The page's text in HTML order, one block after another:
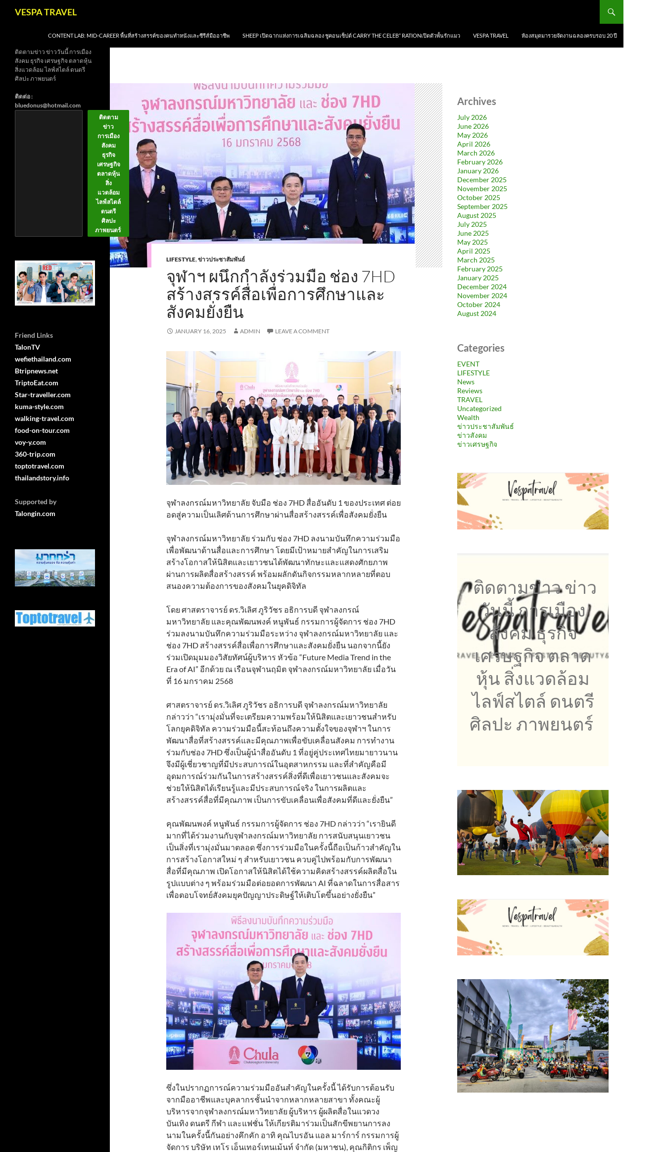
VESPA TRAVEL
CONTENT LAB: MID-CAREER พื้นที่สร้างสรรค์ของคนทำหนังและซีรีส์มืออาชีพ SHEEP เปิดฉากแห่งการเฉลิมฉลอง ชูคอนเซ็ปต์ CARRY THE CELEB” RATIONเปิดตัวพั้นรักแมว VESPA TRAVEL ห้องสมุดมารวยจัดงานฉลองครบรอบ 20 ปี
LIFESTYLE,ข่าวประชาสัมพันธ์
จุฬาฯ ผนึกกำลังร่วมมือ ช่อง 7HD
สร้างสรรค์สื่อเพื่อการศึกษาและ
สังคมยั่งยืน
JANUARY 16, 2025 ADMIN LEAVE A COMMENT
จุฬาลงกรณ์มหาวิทยาลัย จับมือ ช่อง 7HD สื่ออันดับ 1 ของประเทศ ต่อย
อดสู่ความเป็นเลิศด้านการศึกษาผ่านสื่อสร้างสรรค์เพื่อสังคมยั่งยืน
จุฬาลงกรณ์มหาวิทยาลัย ร่วมกับ ช่อง 7HD ลงนามบันทึกความร่วมมือ
เพื่อพัฒนาด้านสื่อและการศึกษา โดยมีเป้าหมายสำคัญในการเสริม
สร้างโอกาสให้นิสิตและเยาวชนได้พัฒนาทักษะและแสดงศักยภาพ
ผ่านการผลิตสื่อสร้างสรรค์ พร้อมผลักดันกิจกรรมหลากหลายที่ตอบ
สนองความต้องการของสังคมในยุคดิจิทัล
โดย ศาสตราจารย์ ดร.วิเลิศ ภูริวัชร อธิการบดี จุฬาลงกรณ์
มหาวิทยาลัย และคุณพัฒนพงค์ หนูพันธ์ กรรมการผู้จัดการ ช่อง 7HD
ร่วมลงนามบันทึกความร่วมมือระหว่าง จุฬาลงกรณ์มหาวิทยาลัย และ
ช่อง 7HD สร้างสรรค์สื่อเพื่อการศึกษาและสังคมยั่งยืน นอกจากนี้ยัง
ร่วมเปิดมุมมองวิสัยทัศน์ผู้บริหาร หัวข้อ “Future Media Trend in the
Era of AI” อีกด้วย ณ เรือนจุฬานฤมิต จุฬาลงกรณ์มหาวิทยาลัย เมื่อวัน
ที่ 16 มกราคม 2568
ศาสตราจารย์ ดร.วิเลิศ ภูริวัชร อธิการบดี จุฬาลงกรณ์มหาวิทยาลัย
กล่าวว่า “เรามุ่งมั่นที่จะเตรียมความพร้อมให้นิสิตและเยาวชนสำหรับ
โลกยุคดิจิทัล ความร่วมมือนี้สะท้อนถึงความตั้งใจของจุฬาฯ ในการ
พัฒนาสื่อที่สร้างสรรค์และมีคุณภาพเพื่อขับเคลื่อนสังคม การทำงาน
ร่วมกับช่อง 7HD ซึ่งเป็นผู้นำสื่ออันดับ 1 ที่อยู่คู่ประเทศไทยมายาวนาน
จึงมีผู้เชี่ยวชาญที่มีประสบการณ์ในอุตสาหกรรม และที่สำคัญคือมี
อุดมการณ์ร่วมกันในการสร้างสรรค์สิ่งที่ดีเพื่อเยาวชนและสังคมจะ
ช่วยให้นิสิตได้เรียนรู้และมีประสบการณ์จริง ในการผลิตและ
สร้างสรรค์สื่อที่มีคุณภาพ เป็นการขับเคลื่อนเพื่อสังคมที่ดีและยั่งยืน”
คุณพัฒนพงค์ หนูพันธ์ กรรมการผู้จัดการ ช่อง 7HD กล่าวว่า “เรายินดี
มากที่ได้ร่วมงานกับจุฬาลงกรณ์มหาวิทยาลัย การสนับสนุนเยาวชน
เป็นสิ่งที่เรามุ่งมั่นมาตลอด ซึ่งการร่วมมือในครั้งนี้ถือเป็นก้าวสำคัญใน
การสร้างโอกาสใหม่ ๆ สำหรับเยาวชน ควบคู่ไปพร้อมกับการพัฒนา
สื่อที่มีคุณภาพ เปิดโอกาสให้นิสิตได้ใช้ความคิดสร้างสรรค์ผลิตสื่อใน
รูปแบบต่าง ๆ พร้อมร่วมมือต่อยอดการพัฒนา AI ที่ฉลาดในการสื่อสาร
เพื่อตอบโจทย์สังคมยุคปัญญาประดิษฐ์ให้เติบโตขึ้นอย่างยั่งยืน”
ซึ่งในปรากฏการณ์ความร่วมมืออันสำคัญในครั้งนี้ ได้รับการต้อนรับ
จากมืออาชีพและบุคลากรชั้นนำจากหลากหลายสาขา ทั้งคณะผู้
บริหารจากจุฬาลงกรณ์มหาวิทยาลัย ผู้บริหาร ผู้ผลิตสื่อในแวดวง
บันเทิง ดนตรี กีฬา และแฟชั่น ให้เกียรติมาร่วมเป็นสักขีพยานการลง
นามในครั้งนี้กันอย่างคึกคัก อาทิ คุณไบรอัน แอล มาร์การ์ กรรมการผู้
จัดการ บริษัท เทโร เอ็นเทอร์เทนเม้นท์ จำกัด (มหาชน), คุณกิติกร เพ็ญ
Archives
July 2026
June 2026
May 2026
April 2026
March 2026
February 2026
January 2026
December 2025
November 2025
October 2025
September 2025
August 2025
July 2025
June 2025
May 2025
April 2025
March 2025
February 2025
January 2025
December 2024
November 2024
October 2024
August 2024
Categories
EVENT
LIFESTYLE
News
Reviews
TRAVEL
Uncategorized
Wealth
ข่าวประชาสัมพันธ์
ข่าวสังคม
ข่าวเศรษฐกิจ
ติดตามข่าว ข่าว
วันนี้ การเมือง
สังคม ธุรกิจ
เศรษฐกิจ ตลาด
หุ้น สิ่งแวดล้อม
ไลฟ์สไตล์ ดนตรี
ศิลปะ ภาพยนตร์
ติดตามข่าว ข่าววันนี้ การเมือง
สังคม ธุรกิจ เศรษฐกิจ ตลาดหุ้น
สิ่งแวดล้อม ไลฟ์สไตล์ ดนตรี
ศิลปะ ภาพยนตร์
ติดต่อ :
bluedonus@hotmail.com
ติดตาม
ข่าว
การเมือง
สังคม
ธุรกิจ
เศรษฐกิจ
ตลาดหุ้น
สิ่ง
แวดล้อม
ไลฟ์สไตล์
ดนตรี
ศิลปะ
ภาพยนตร์
Friend Links
TalonTV
wefiethailand.com
Btripnews.net
TriptoEat.com
Star-traveller.com
kuma-style.com
walking-travel.com
food-on-tour.com
voy-y.com
360-trip.com
toptotravel.com
thailandstory.info
Supported by
Talongin.com